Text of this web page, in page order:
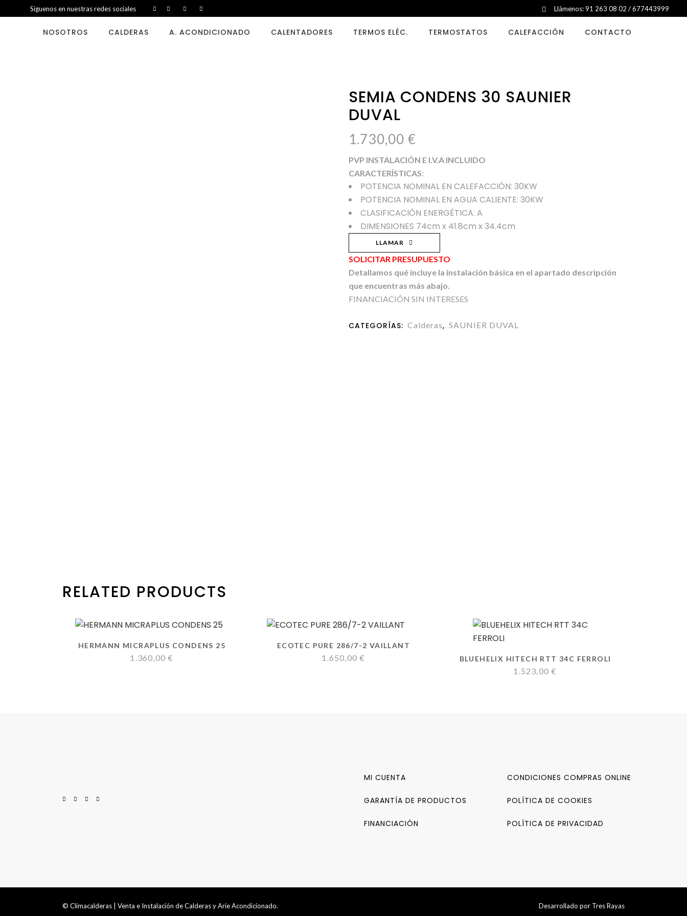
Síguenos en nuestras redes sociales Llámenos: 91 263 08 02 / 677443999
NOSOTROS CALDERAS A. ACONDICIONADO CALENTADORES TERMOS ELÉC. TERMOSTATOS CALEFACCIÓN CONTACTO
SEMIA CONDENS 30 SAUNIER
DUVAL
1.730,00 €
PVP INSTALACIÓN E I.V.A INCLUIDO
CARACTERÍSTICAS:
POTENCIA NOMINAL EN CALEFACCIÓN: 30KW
POTENCIA NOMINAL EN AGUA CALIENTE: 30KW
CLASIFICACIÓN ENERGÉTICA: A
DIMENSIONES 74cm x 41.8cm x 34.4cm
LLAMAR
SOLICITAR PRESUPUESTO
Detallamos qué incluye la instalación básica en el apartado descripción
que encuentras más abajo.
FINANCIACIÓN SIN INTERESES
CATEGORÍAS: Calderas, SAUNIER DUVAL
RELATED PRODUCTS
HERMANN MICRAPLUS CONDENS 25
1.360,00€
ECOTEC PURE 286/7-2 VAILLANT
1.650,00€ BLUEHELIX HITECH RTT 34C FERROLI
1.523,00€
MI CUENTA
GARANTÍA DE PRODUCTOS
FINANCIACIÓN
CONDICIONES COMPRAS ONLINE
POLÍTICA DE COOKIES
POLÍTICA DE PRIVACIDAD
© Climacalderas | Venta e Instalación de Calderas y Arie Acondicionado. Desarrollado por Tres Rayas